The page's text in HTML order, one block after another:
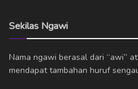
Sekilas Ngawi
Nama ngawi berasal dari “awi”
mendapat tambahan huruf